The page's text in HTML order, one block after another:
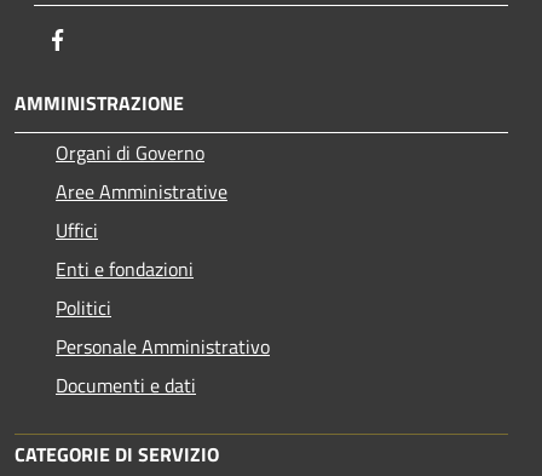
AMMINISTRAZIONE
Organi di Governo
Aree Amministrative
Uffici
Enti e fondazioni
Politici
Personale Amministrativo
Documenti e dati
CATEGORIE DI SERVIZIO